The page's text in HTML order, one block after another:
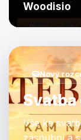
Woodisio
Nový
Svatba
Vše ke
zásnubní a